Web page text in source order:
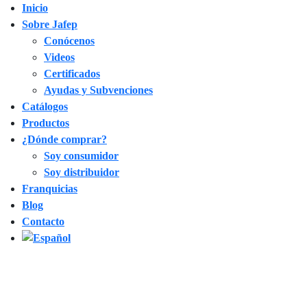
Inicio
Sobre Jafep
Conócenos
Videos
Certificados
Ayudas y Subvenciones
Catálogos
Productos
¿Dónde comprar?
Soy consumidor
Soy distribuidor
Franquicias
Blog
Contacto